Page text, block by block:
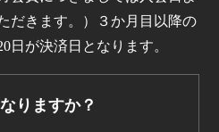
だきます。）３か月目以降の
日が決済日となります。
りますか？